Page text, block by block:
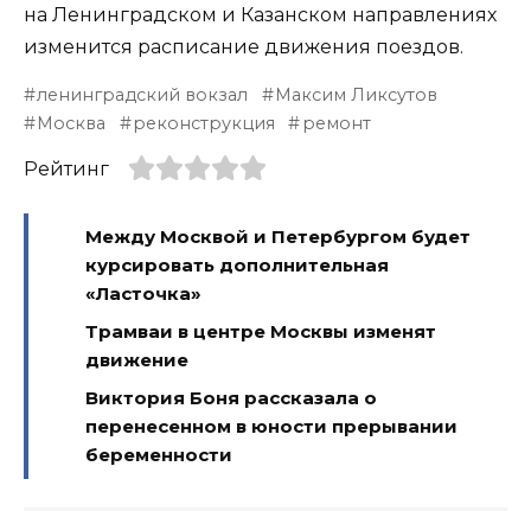
на Ленинградском и Казанском направлениях
изменится расписание движения поездов.
ленинградский вокзал
Максим Ликсутов
Москва
реконструкция ремонт
Рейтинг
Между Москвой и Петербургом будет
курсировать дополнительная
«Ласточка»
Трамваи в центре Москвы изменят
движение
Виктория Боня рассказала о
перенесенном в юности прерывании
беременности